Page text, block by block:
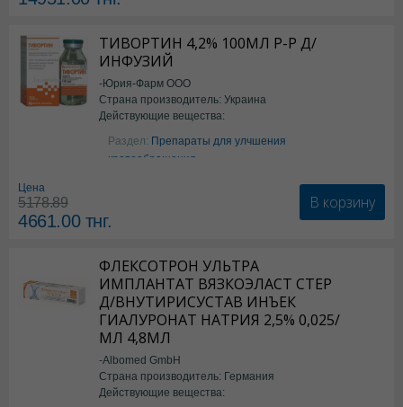
ТИВОРТИН 4,2% 100МЛ Р-Р Д/
ИНФУЗИЙ
-Юрия-Фарм ООО
Страна производитель: Украина
Действующие вещества:
Аргинин
Раздел: Препараты для улчшения
кровообращения
Цена
5178.89
4661.00тнг.
В корзину
ФЛЕКСОТРОН УЛЬТРА
ИМПЛАНТАТ ВЯЗКОЭЛАСТ СТЕР
Д/ВНУТИРИСУСТАВ ИНЪЕК
ГИАЛУРОНАТ НАТРИЯ 2,5% 0,025/
МЛ 4,8МЛ
-Albomed GmbH
Страна производитель: Германия
Действующие вещества: